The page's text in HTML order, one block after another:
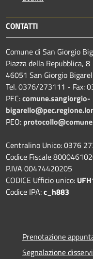
CONTATTI
Comune di San Giorgio
Piazza della Repubblica, 8
46051 San Giorgio
Tel. 0376/273111 - Fax:
PEC:comune.sangiorgio-
PEO:
Centralino Unico: 0376
Codice Fiscale
P.IVA 00474420205
CODICE Ufficio unico:
Codice IPA:c_h883
Prenotazione
Segnalazione